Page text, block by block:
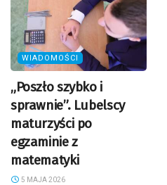
WIADOMOŚCI
„Poszło szybko i
sprawnie”. Lubelscy
maturzyści po
egzaminie z
matematyki
5 MAJA 2026